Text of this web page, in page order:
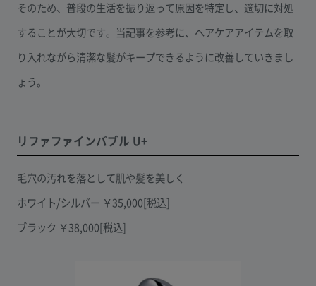
そのため、普段の生活を振り返って原因を特定し、適切に対処
することが大切です。当記事を参考に、ヘアケアアイテムを取
り入れながら清潔な髪がキープできるように改善していきまし
ょう。
リファファインバブル U+
毛穴の汚れを落として肌や髪を美しく
ホワイト/シルバー ￥35,000[税込]
ブラック ￥38,000[税込]